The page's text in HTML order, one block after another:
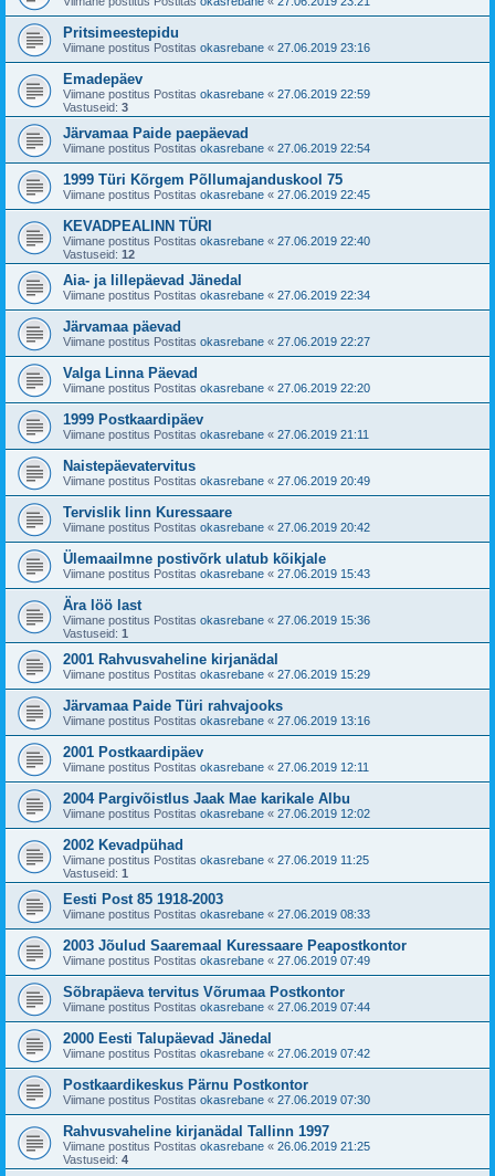
Pritsimeestepidu
Viimane postitus Postitas okasrebane « 27.06.2019 23:16
Emadepäev
Viimane postitus Postitas okasrebane « 27.06.2019 22:59
Vastuseid: 3
Järvamaa Paide paepäevad
Viimane postitus Postitas okasrebane « 27.06.2019 22:54
1999 Türi Kõrgem Põllumajanduskool 75
Viimane postitus Postitas okasrebane « 27.06.2019 22:45
KEVADPEALINN TÜRI
Viimane postitus Postitas okasrebane « 27.06.2019 22:40
Vastuseid: 12
Aia- ja lillepäevad Jänedal
Viimane postitus Postitas okasrebane « 27.06.2019 22:34
Järvamaa päevad
Viimane postitus Postitas okasrebane « 27.06.2019 22:27
Valga Linna Päevad
Viimane postitus Postitas okasrebane « 27.06.2019 22:20
1999 Postkaardipäev
Viimane postitus Postitas okasrebane « 27.06.2019 21:11
Naistepäevatervitus
Viimane postitus Postitas okasrebane « 27.06.2019 20:49
Tervislik linn Kuressaare
Viimane postitus Postitas okasrebane « 27.06.2019 20:42
Ülemaailmne postivõrk ulatub kõikjale
Viimane postitus Postitas okasrebane « 27.06.2019 15:43
Ära löö last
Viimane postitus Postitas okasrebane « 27.06.2019 15:36
Vastuseid: 1
2001 Rahvusvaheline kirjanädal
Viimane postitus Postitas okasrebane « 27.06.2019 15:29
Järvamaa Paide Türi rahvajooks
Viimane postitus Postitas okasrebane « 27.06.2019 13:16
2001 Postkaardipäev
Viimane postitus Postitas okasrebane « 27.06.2019 12:11
2004 Pargivõistlus Jaak Mae karikale Albu
Viimane postitus Postitas okasrebane « 27.06.2019 12:02
2002 Kevadpühad
Viimane postitus Postitas okasrebane « 27.06.2019 11:25
Vastuseid: 1
Eesti Post 85 1918-2003
Viimane postitus Postitas okasrebane « 27.06.2019 08:33
2003 Jõulud Saaremaal Kuressaare Peapostkontor
Viimane postitus Postitas okasrebane « 27.06.2019 07:49
Sõbrapäeva tervitus Võrumaa Postkontor
Viimane postitus Postitas okasrebane « 27.06.2019 07:44
2000 Eesti Talupäevad Jänedal
Viimane postitus Postitas okasrebane « 27.06.2019 07:42
Postkaardikeskus Pärnu Postkontor
Viimane postitus Postitas okasrebane « 27.06.2019 07:30
Rahvusvaheline kirjanädal Tallinn 1997
Viimane postitus Postitas okasrebane « 26.06.2019 21:25
Vastuseid: 4